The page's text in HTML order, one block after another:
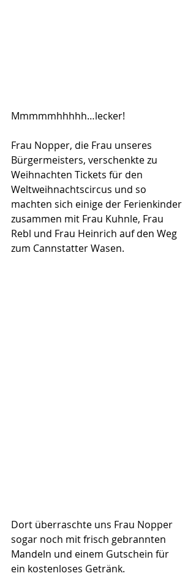
Mmmmmhhhhh…lecker!
Frau Nopper, die Frau unseres
Bürgermeisters, verschenkte zu
Weihnachten Tickets für den
Weltweihnachtscircus und so
machten sich einige der Ferienkinder
zusammen mit Frau Kuhnle, Frau
Rebl und Frau Heinrich auf den Weg
zum Cannstatter Wasen.
Dort überraschte uns Frau Nopper
sogar noch mit frisch gebrannten
Mandeln und einem Gutschein für
ein kostenloses Getränk.